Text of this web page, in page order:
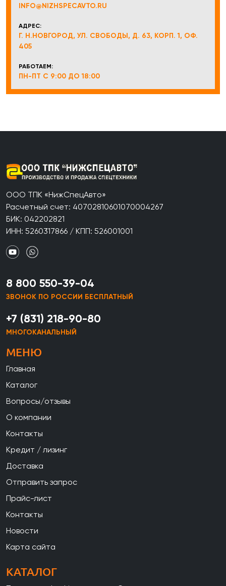
INFO@NIZHSPECAVTO.RU
АДРЕС:
Г. Н.НОВГОРОД, УЛ. СВОБОДЫ, Д. 63, КОРП. 1, ОФ.
405
РАБОТАЕМ:
ПН-ПТ С 9:00 ДО 18:00
ООО ТПК «НижСпецАвто»
Расчетный счет: 40702810601070004267
БИК: 042202821
ИНН: 5260317866 / КПП: 526001001
8 800 550-39-04
ЗВОНОК ПО РОССИИ БЕСПЛАТНЫЙ
+7 (831) 218-90-80
МНОГОКАНАЛЬНЫЙ
МЕНЮ
Главная
Каталог
Вопросы/отзывы
О компании
Контакты
Кредит / лизинг
Доставка
Отправить запрос
Прайс-лист
Контакты
Новости
Карта сайта
КАТАЛОГ